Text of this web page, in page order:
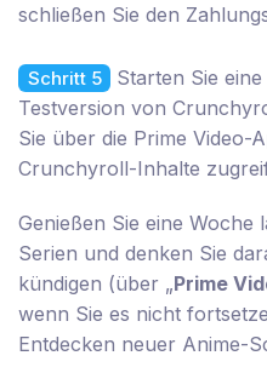
schließen Sie den
Schritt 5
Starten Sie
Testversion von
Sie über die Prime Video-
Crunchyroll-Inhalte
Genießen Sie eine Woche
Serien und denken Sie
kündigen (über „Prime
wenn Sie es nicht
Entdecken neuer Anime-